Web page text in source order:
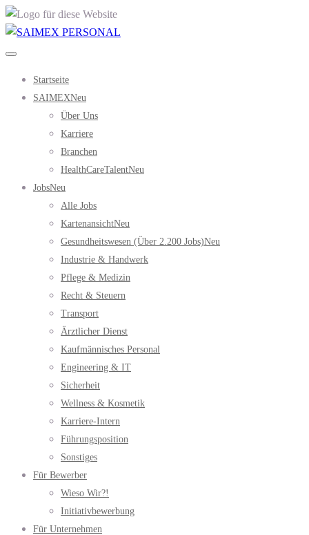
Startseite
SAIMEXNeu
Über Uns
Karriere
Branchen
HealthCareTalentNeu
JobsNeu
Alle Jobs
KartenansichtNeu
Gesundheitswesen (über 2.200 Jobs)Neu
Industrie & Handwerk
Pflege & Medizin
Recht & Steuern
Transport
Ärztlicher Dienst
Kaufmännisches Personal
Engineering & IT
Sicherheit
Wellness & Kosmetik
Karriere-Intern
Führungsposition
Sonstiges
Für Bewerber
Wieso Wir?!
Initiativbewerbung
Für Unternehmen